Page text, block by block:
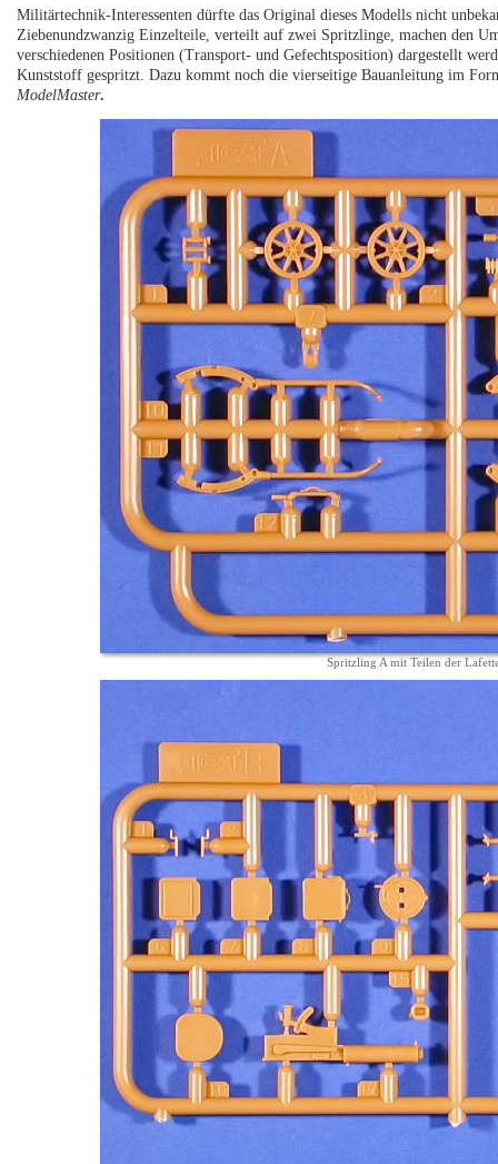
Militärtechnik-Interessenten dürfte das Original dieses Modells nicht
Ziebenundzwanzig Einzelteile, verteilt auf zwei Spritzlinge, machen den
verschiedenen Positionen (Transport- und Gefechtsposition) dargestellt
Kunststoff gespritzt. Dazu kommt noch die vierseitige Bauanleitung im
ModelMaster.
Spritzling A mit Teilen der